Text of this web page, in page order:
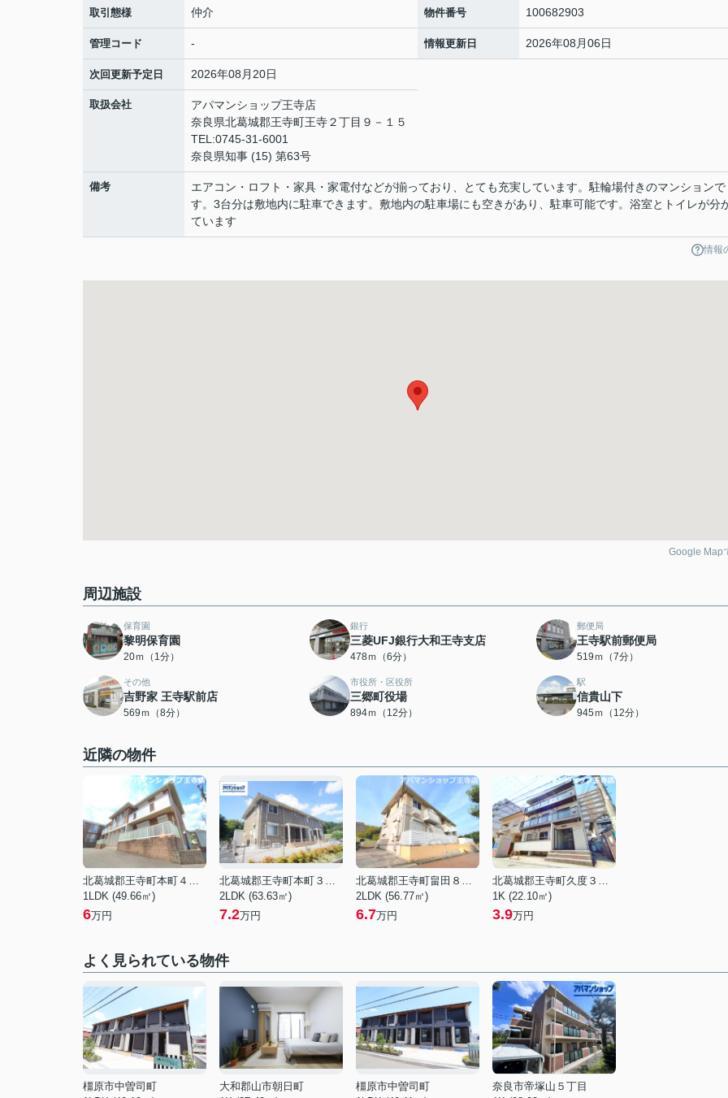
取引態様 仲介 物件番号 100682903
管理コード - 情報更新日 2026年08月06日
次回更新予定日 2026年08月20日
取扱会社
アパマンショップ王寺店
奈良県北葛城郡王寺町王寺２丁目９－１５
TEL:0745-31-6001
奈良県知事 (15) 第63号
備考
エアコン・ロフト・家具・家電付などが揃っており、とても充実しています。駐輪場付きのマンションで
す。3台分は敷地内に駐車できます。敷地内の駐車場にも空きがあり、駐車可能です。浴室とトイレが分
ています
情報
Google Map
周辺施設
保育園
黎明保育園
20ｍ（1分）
銀行
三菱UFJ銀行大和王寺支店
478ｍ（6分）
郵便局
王寺駅前郵便局
519ｍ（7分）
その他
吉野家 王寺駅前店
569ｍ（8分）
市役所・区役所
三郷町役場
894ｍ（12分）
駅
信貴山下
945ｍ（12分）
近隣の物件
1LDK (49.66㎡)
6万円
2LDK (63.63㎡)
7.2万円
2LDK (56.77㎡)
6.7万円
1K (22.10㎡)
3.9万円
よく見られている物件
橿原市中曽司町
大和郡山市朝日町
橿原市中曽司町
奈良市帝塚山５丁目